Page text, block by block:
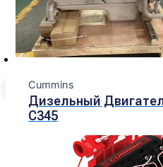
Cummins
Дизельный
C345